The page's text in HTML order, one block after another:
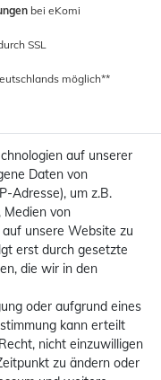
bei eKomi
SSL
möglich**
auf unserer
Daten von
Adresse), um z.B.
Medien von
unsere Website zu
erst durch gesetzte
die wir in den
oder aufgrund eines
kann erteilt
nicht einzuwilligen
zu ändern oder